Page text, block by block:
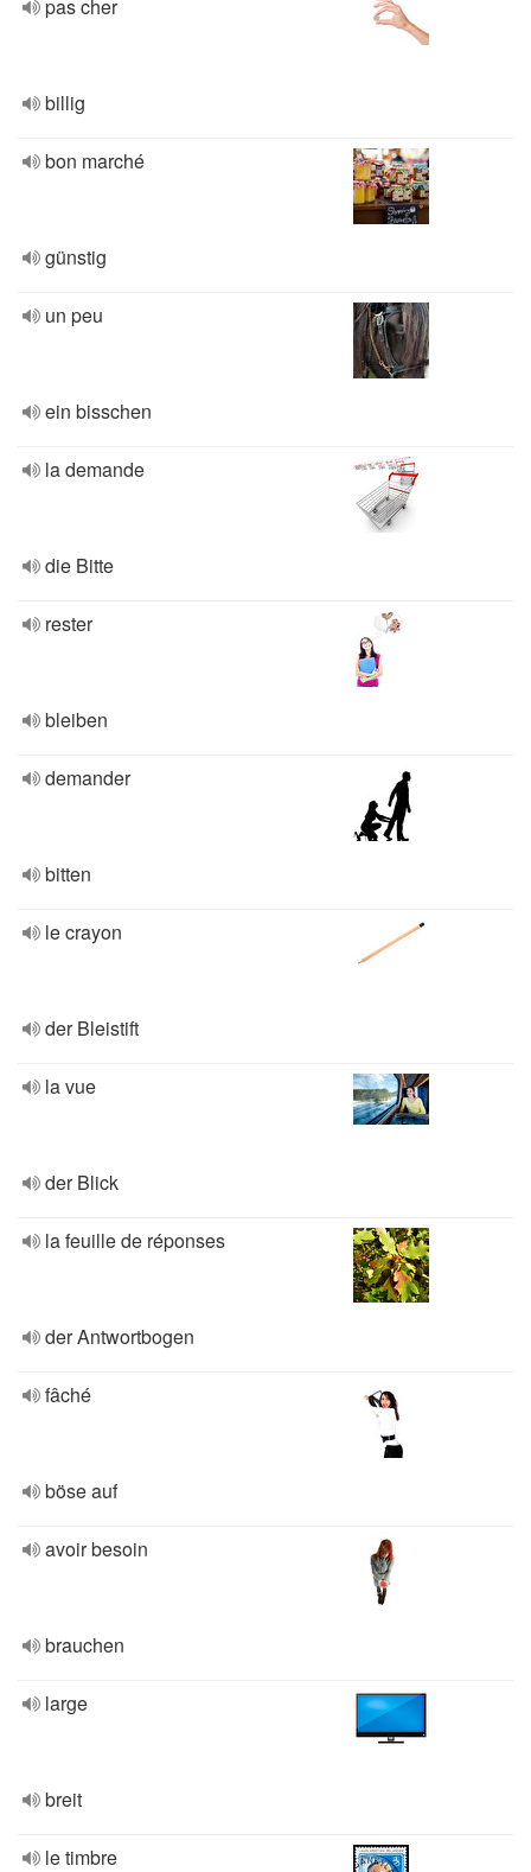
pas cher
billig
bon marché
günstig
un peu
ein bisschen
la demande
die Bitte
rester
bleiben
demander
bitten
le crayon
der Bleistift
la vue
der Blick
la feuille de réponses
der Antwortbogen
fâché
böse auf
avoir besoin
brauchen
large
breit
le timbre